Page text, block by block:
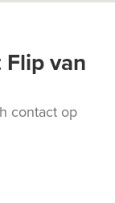
Flip van
contact op